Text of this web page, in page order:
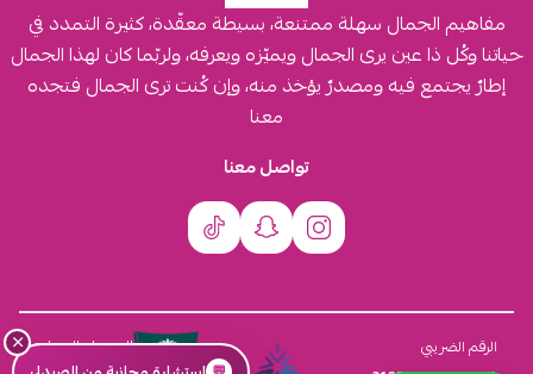
مفاهيم الجمال سهلة ممتنعة، بسيطة معقّدة، كثيرة التمدد في
حياتنا وكُل ذا عين يرى الجمال ويميّزه ويعرفه، ولربّما كان لهذا الجمال
إطارٌ يجتمع فيه ومصدرٌ يؤخذ منه، وإن كُنت ترى الجمال فتجده
معنا
تواصل معنا
الرقم الضريبي
السجل التجاري×